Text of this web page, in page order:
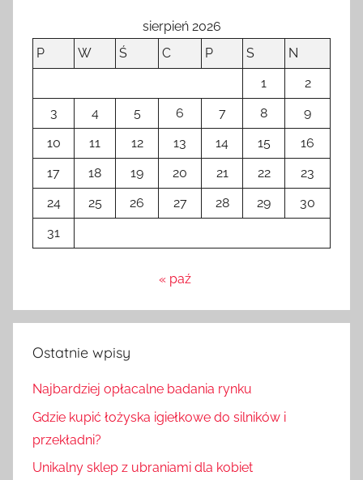
z
r
k
2
sierpień 2026
P
W Ś C P S
N
1
2
3
4 5 6 7 8
9
10
11 12 13 14 15
16
17
18 19 20 21 22
23
24
25 26 27 28 29
30
31
« paź
Ostatnie wpisy
Najbardziej opłacalne badania rynku
Gdzie kupić łożyska igiełkowe do silników i
przekładni?
Unikalny sklep z ubraniami dla kobiet